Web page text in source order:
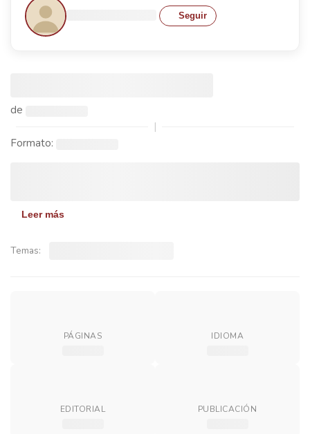
Seguir
de
|
Formato:
Leer más
Temas:
PÁGINAS IDIOMA
EDITORIAL PUBLICACIÓN